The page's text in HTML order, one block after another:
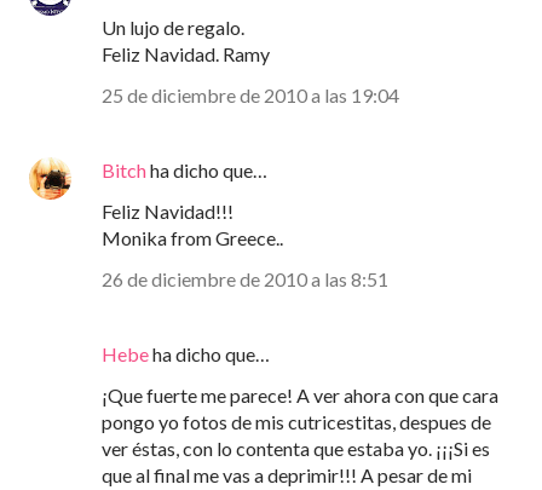
Un lujo de regalo.
Feliz Navidad. Ramy
25 de diciembre de 2010 a las 19:04
Bitchha dicho que…
Feliz Navidad!!!
Monika from Greece..
26 de diciembre de 2010 a las 8:51
Hebeha dicho que…
¡Que fuerte me parece! A ver ahora con que cara
pongo yo fotos de mis cutricestitas, despues de
ver éstas, con lo contenta que estaba yo. ¡¡¡Si es
que al final me vas a deprimir!!! A pesar de mi